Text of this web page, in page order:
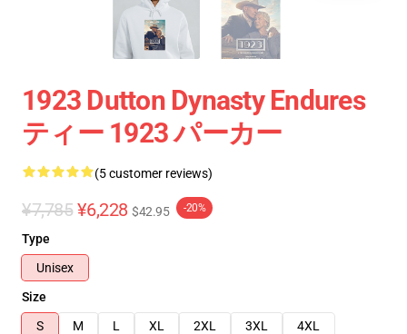
1923 Dutton Dynasty Endures
ティー 1923 パーカー
(5 customer reviews)
¥7,785 ¥6,228 $42.95 -20%
Type
Unisex
Size
S
M L XL 2XL 3XL
4XL